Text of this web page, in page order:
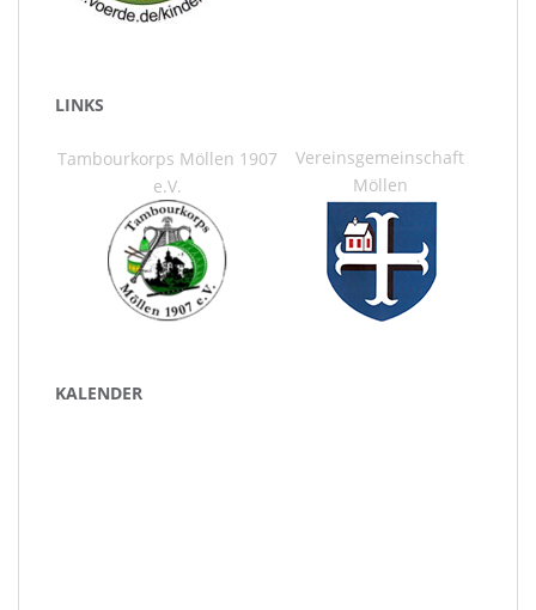
LINKS
Tambourkorps Möllen 1907
e.V.
Vereinsgemeinschaft
Möllen
KALENDER